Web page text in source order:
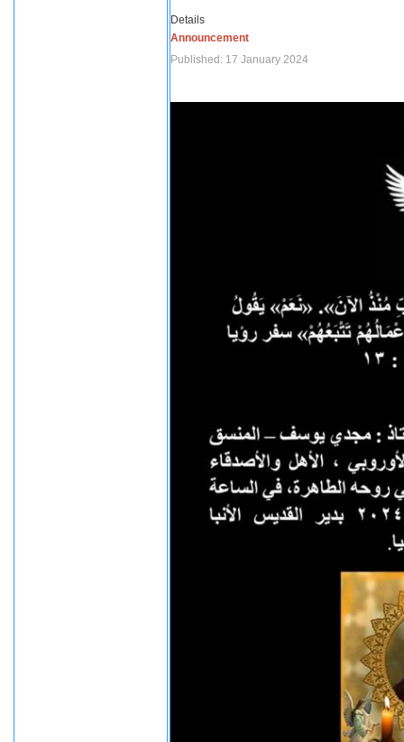
Details
Announcement
Published: 17 January 2024